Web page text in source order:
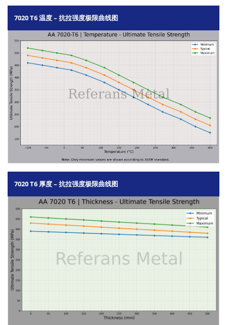
7020 T6 温度 – 抗拉强度极限曲线图
7020 T6 厚度 – 抗拉强度极限曲线图